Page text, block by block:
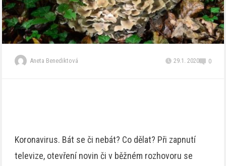
Aneta Benediktová 29.1. 2020 0
Koronavirus. Bát se či nebát? Co dělat? Při zapnutí
televize, otevření novin či v běžném rozhovoru se